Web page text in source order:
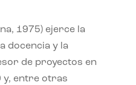
1975) ejerce la
docencia y la
de proyectos en
y, entre otras